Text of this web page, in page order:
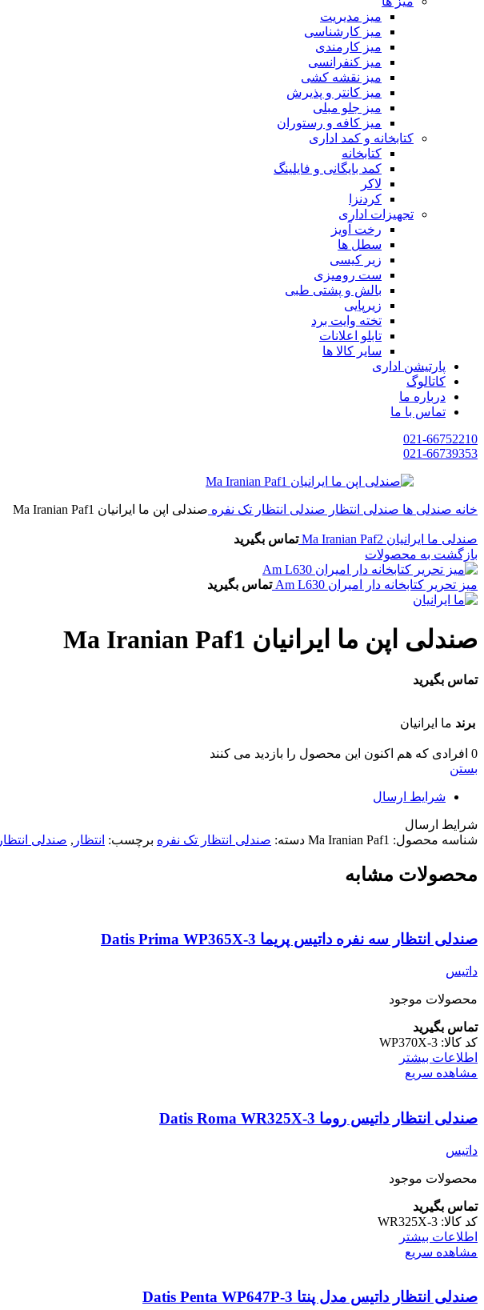
میز مدیریت
میز کارشناسی
میز کارمندی
میز کنفرانسی
میز نقشه کشی
میز کانتر و پذیرش
میز جلو مبلی
میز کافه و رستوران
کتابخانه و کمد اداری
کتابخانه
کمد بایگانی و فایلینگ
لاکر
کردنزا
تجهیزات اداری
رخت آویز
سطل ها
زیر کیسی
ست رومیزی
بالش و پشتی طبی
زیرپایی
تخته وایت برد
تابلو اعلانات
سایر کالا ها
پارتیشن اداری
کاتالوگ
درباره ما
تماس با ما
021-66752210
021-66739353
خانه صندلی ها صندلی انتظار صندلی انتظار تک نفره صندلی اپن ما ایرانیان Ma Iranian Paf1
صندلی ما ایرانیان Ma Iranian Paf2
تماس بگیرید
بازگشت به محصولات
میز تحریر کتابخانه دار امیران Am L630 تماس بگیرید
صندلی اپن ما ایرانیان Ma Iranian Paf1
تماس بگیرید
برند ما ایرانیان
0 افرادی که هم اکنون این محصول را بازدید می کنند
بستن
شرایط ارسال
شرایط ارسال
شناسه محصول: Ma Iranian Paf1 دسته: صندلی انتظار تک نفره برچسب: انتظار , صندلی انتظار
محصولات مشابه
صندلی انتظار سه نفره داتیس پریما Datis Prima WP365X-3
داتیس
محصولات موجود
تماس بگیرید
کد کالا: WP370X-3
اطلاعات بیشتر
مشاهده سریع
صندلی انتظار داتیس روما Datis Roma WR325X-3
داتیس
محصولات موجود
تماس بگیرید
کد کالا: WR325X-3
اطلاعات بیشتر
مشاهده سریع
صندلی انتظار داتیس مدل پنتا Datis Penta WP647P-3